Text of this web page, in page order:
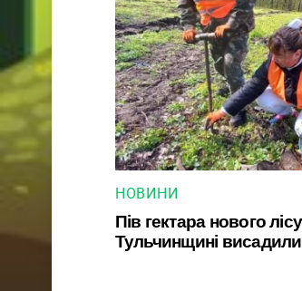
НОВИНИ
Пів гектара нового
Тульчинщині висадили